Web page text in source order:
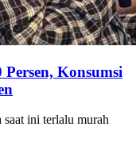
Konsumsi
ini terlalu murah